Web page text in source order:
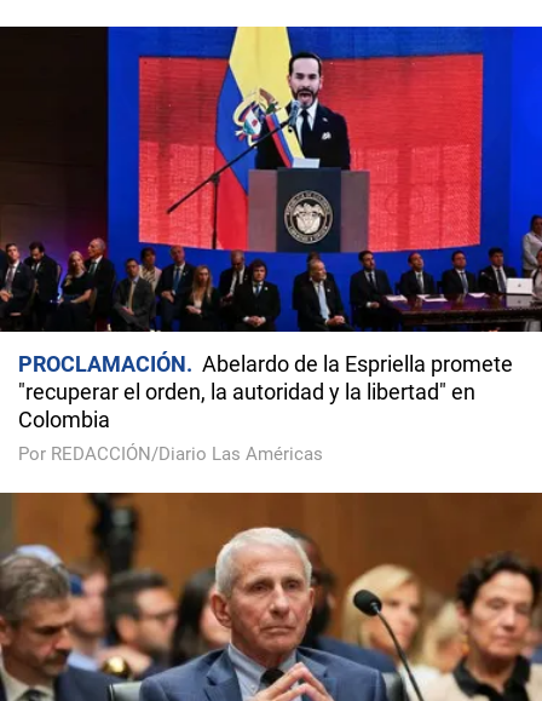
PROCLAMACIÓN
Abelardo de la Espriella promete
"recuperar el orden, la autoridad y la libertad" en
Colombia
Por REDACCIÓN/Diario Las Américas